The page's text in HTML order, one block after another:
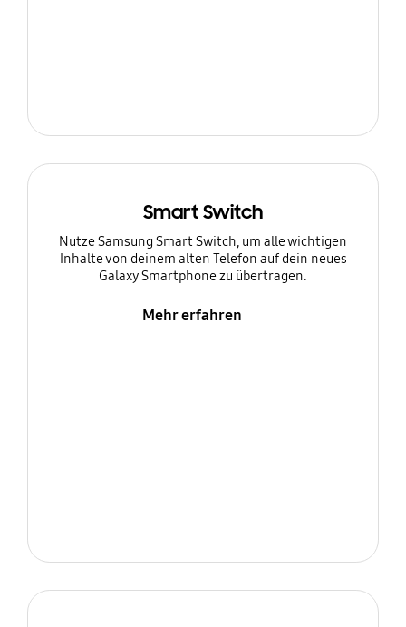
Smart Switch
Nutze Samsung Smart Switch, um alle wichtigen
Inhalte von deinem alten Telefon auf dein neues
Galaxy Smartphone zu übertragen.
Mehr erfahren